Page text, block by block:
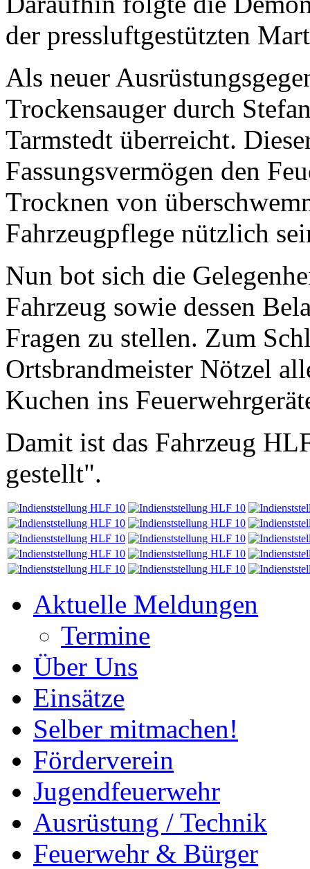
der pressluftgestützten
Als neuer
Trockensauger durch
Tarmstedt überreicht.
Fassungsvermögen den
Trocknen von
Fahrzeugpflege nützlich
Nun bot sich die
Fahrzeug sowie dessen
Fragen zu stellen. Zum
Ortsbrandmeister Nötzel
Kuchen ins
Damit ist das Fahrzeug
gestellt".
Aktuelle Meldungen
Termine
Über Uns
Einsätze
Selber mitmachen!
Förderverein
Jugendfeuerwehr
Ausrüstung / Technik
Feuerwehr & Bürger